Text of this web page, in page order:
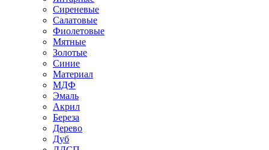
Сиреневые
Салатовые
Фиолетовые
Мятные
Золотые
Синие
Материал
МДФ
Эмаль
Акрил
Береза
Дерево
Дуб